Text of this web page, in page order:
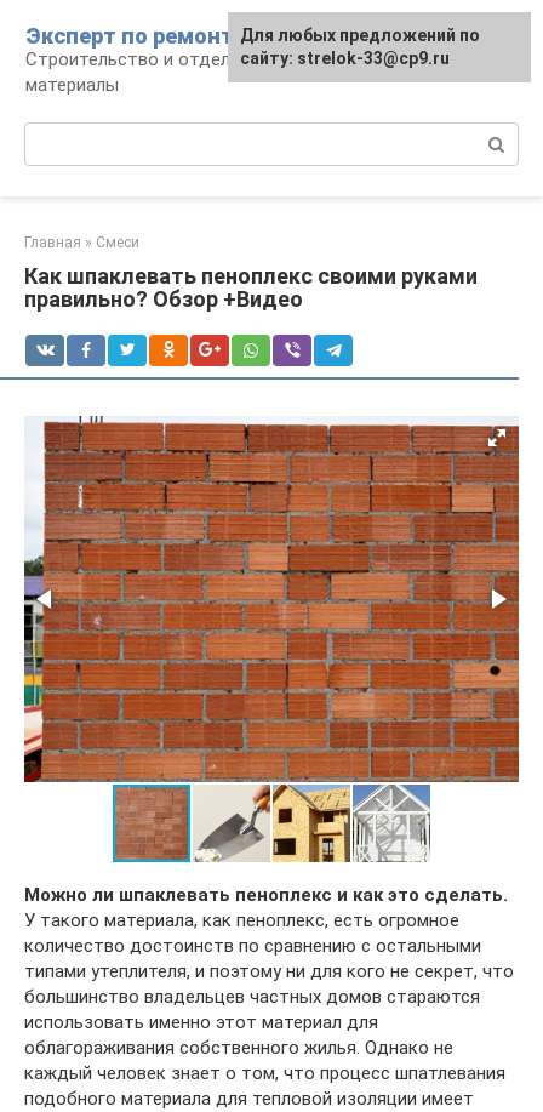
контенту
Эксперт по ремонту
Строительство и отделка: работы и
материалы
Главная » Смеси
Как шпаклевать пеноплекс своими руками
правильно? Обзор +Видео
Можно ли шпаклевать пеноплекс и как это сделать.
У такого материала, как пеноплекс, есть огромное
количество достоинств по сравнению с остальными
типами утеплителя, и поэтому ни для кого не секрет, что
большинство владельцев частных домов стараются
использовать именно этот материал для
облагораживания собственного жилья. Однако не
каждый человек знает о том, что процесс шпатлевания
подобного материала для тепловой изоляции имеет
Для любых предложений по
сайту: strelok-33@cp9.ru
Для любых предложений по
сайту: strelok-33@cp9.ru